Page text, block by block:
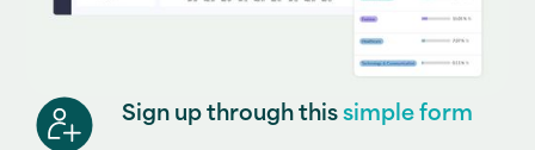
Sign up through thissimple form